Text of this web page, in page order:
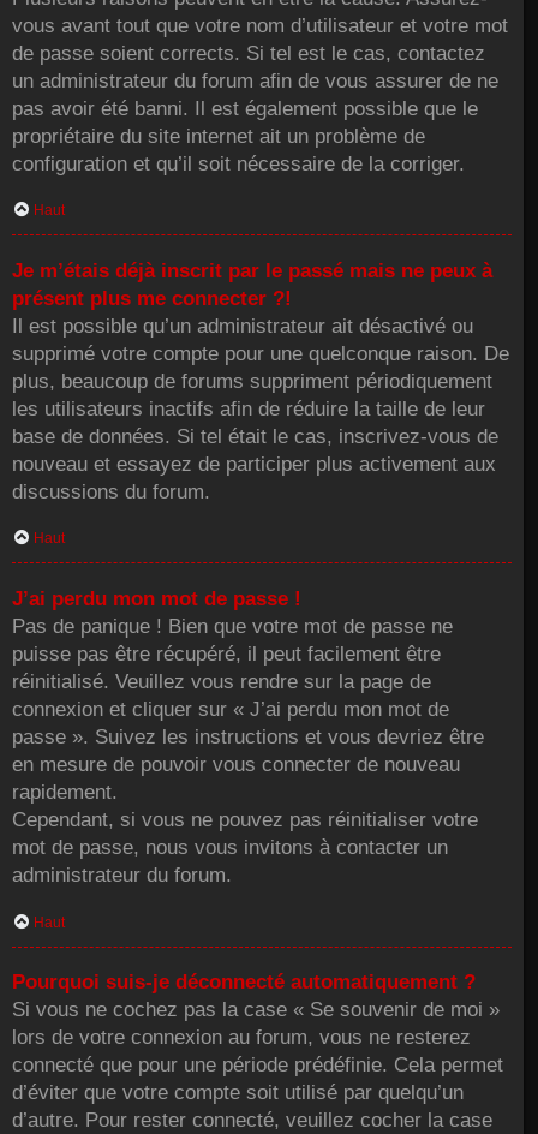
vous avant tout que votre nom d’utilisateur et votre mot
de passe soient corrects. Si tel est le cas, contactez
un administrateur du forum afin de vous assurer de ne
pas avoir été banni. Il est également possible que le
propriétaire du site internet ait un problème de
configuration et qu’il soit nécessaire de la corriger.
Haut
Je m’étais déjà inscrit par le passé mais ne peux à
présent plus me connecter ?!
Il est possible qu’un administrateur ait désactivé ou
supprimé votre compte pour une quelconque raison. De
plus, beaucoup de forums suppriment périodiquement
les utilisateurs inactifs afin de réduire la taille de leur
base de données. Si tel était le cas, inscrivez-vous de
nouveau et essayez de participer plus activement aux
discussions du forum.
Haut
J’ai perdu mon mot de passe !
Pas de panique ! Bien que votre mot de passe ne
puisse pas être récupéré, il peut facilement être
réinitialisé. Veuillez vous rendre sur la page de
connexion et cliquer sur « J’ai perdu mon mot de
passe ». Suivez les instructions et vous devriez être
en mesure de pouvoir vous connecter de nouveau
rapidement.
Cependant, si vous ne pouvez pas réinitialiser votre
mot de passe, nous vous invitons à contacter un
administrateur du forum.
Haut
Pourquoi suis-je déconnecté automatiquement ?
Si vous ne cochez pas la case « Se souvenir de moi »
lors de votre connexion au forum, vous ne resterez
connecté que pour une période prédéfinie. Cela permet
d’éviter que votre compte soit utilisé par quelqu’un
d’autre. Pour rester connecté, veuillez cocher la case